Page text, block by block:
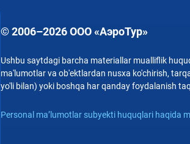
© 2006–2026 ООО «АэроТур»
Ushbu saytdagi barcha materiallar mualliflik
ma'lumotlar va ob'ektlardan nusxa ko'chirish,
yo'li bilan) yoki boshqa har qanday foydalanish
Personal ma’lumotlar subyekti huquqlari haqida